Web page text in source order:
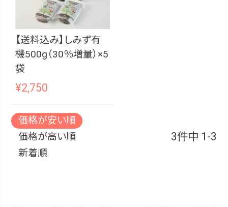
【送料込み】しみず有
機500g（30％増量）×5
袋
¥2,750
価格が安い順
価格が高い順
新着順
3件中 1 -3